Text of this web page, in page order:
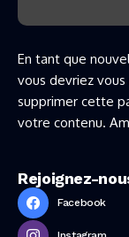
En tant que
vous devriez
supprimer cette
votre contenu.
Rejoignez-
Facebook